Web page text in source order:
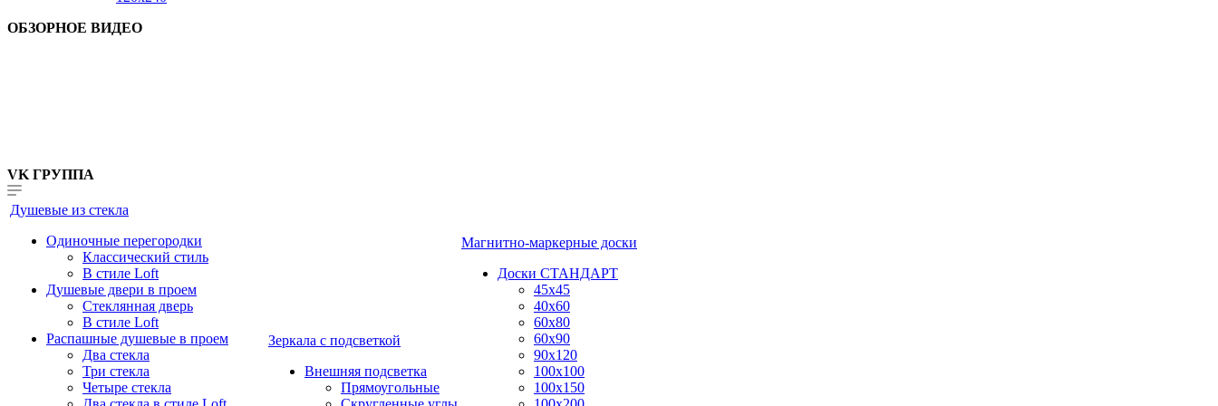
ОБЗОРНОЕ ВИДЕО
VK ГРУППА
Душевые из стекла
Одиночные перегородки
Классический стиль
В стиле Loft
Душевые двери в проем
Стеклянная дверь
В стиле Loft
Распашные душевые в проем
Два стекла
Три стекла
Четыре стекла
Зеркала с подсветкой
Внешняя подсветка
Прямоугольные
Магнитно-маркерные доски
Доски СТАНДАРТ
45x45
40x60
60x80
60x90
90x120
100x100
100x150